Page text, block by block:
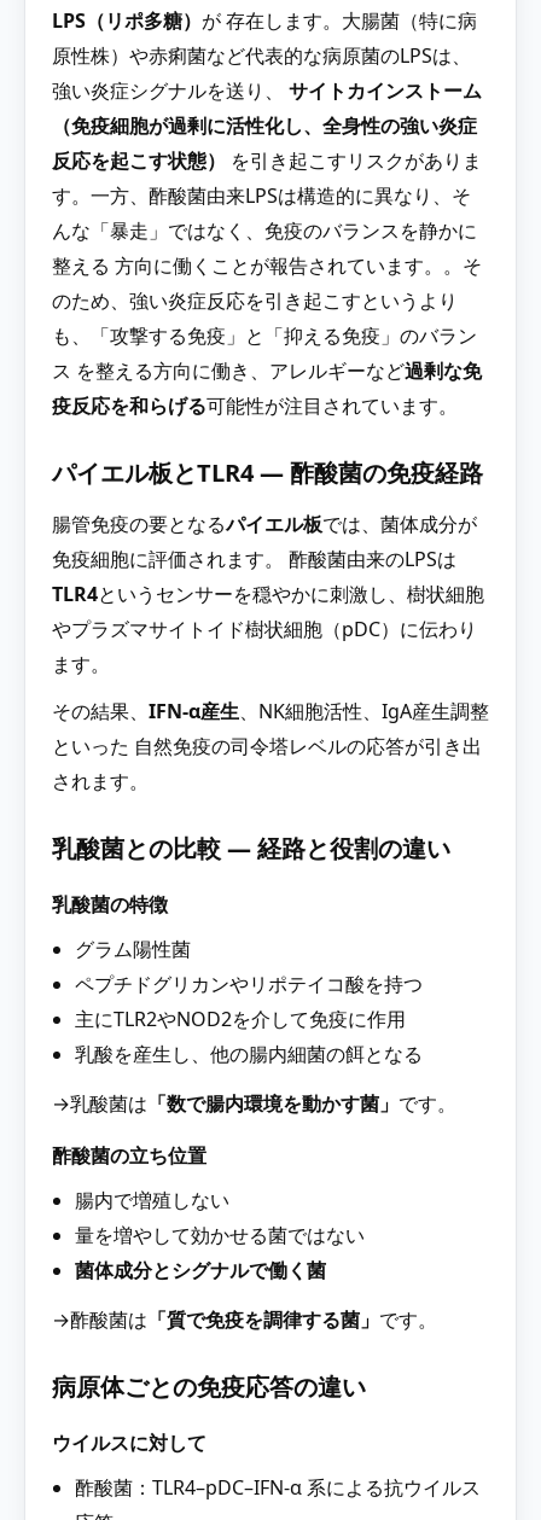
LPS（リポ多糖） が 存在します。​ 大腸菌（特に病
原性株）や赤痢菌など代表的な病原菌のLPSは、
強い炎症シグナルを送り、 サイトカインストーム
（免疫細胞が過剰に活性化し、全身性の強い炎症
反応を起こす状態） を引き起こすリスクがありま
す。​ 一方、酢酸菌由来LPSは構造的に異なり、そ
んな「暴走」ではなく、免疫のバランスを静かに
整える 方向に働くことが報告されています。。​ そ
のため、強い炎症反応を引き起こすというより
も、「攻撃する免疫」と「抑える免疫」のバラン
ス を整える方向に働き、アレルギーなど過剰な免
疫反応を和らげる可能性が注目されています。
パイエル板とTLR4 ― 酢酸菌の免疫経路
腸管免疫の要となるパイエル板では、菌体成分が
免疫細胞に評価されます。 酢酸菌由来のLPSは
TLR4というセンサーを穏やかに刺激し、樹状細胞
やプラズマサイトイド樹状細胞（pDC）に伝わり
ます。
その結果、 IFN-α産生、NK細胞活性、IgA産生調整
といった 自然免疫の司令塔レベルの応答が引き出
されます。
乳酸菌との比較 ― 経路と役割の違い
乳酸菌の特徴
グラム陽性菌
ペプチドグリカンやリポテイコ酸を持つ
主にTLR2やNOD2を介して免疫に作用
乳酸を産生し、他の腸内細菌の餌となる
→乳酸菌は 「数で腸内環境を動かす菌」 です。
酢酸菌の立ち位置
腸内で増殖しない
量を増やして効かせる菌ではない
菌体成分とシグナルで働く菌
→酢酸菌は 「質で免疫を調律する菌」 です。
病原体ごとの免疫応答の違い
ウイルスに対して
酢酸菌：TLR4–pDC–IFN-α 系による抗ウイルス